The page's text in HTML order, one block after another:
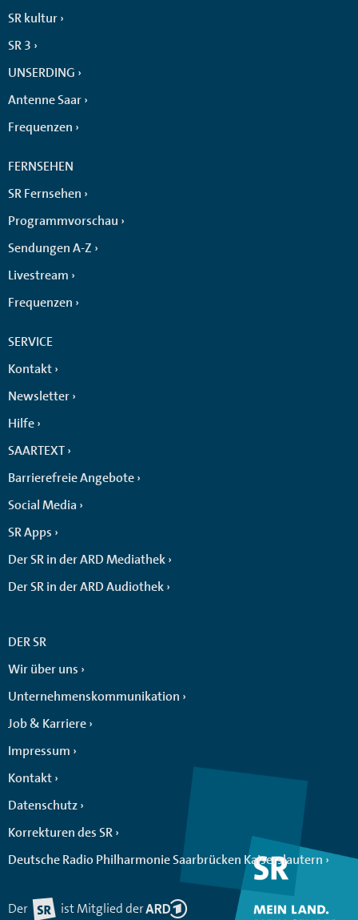
SR kultur
SR 3
UNSERDING
Antenne Saar
Frequenzen
FERNSEHEN
SR Fernsehen
Programmvorschau
Sendungen A-Z
Livestream
Frequenzen
SERVICE
Kontakt
Newsletter
Hilfe
SAARTEXT
Barrierefreie Angebote
Social Media
SR Apps
Der SR in der ARD Mediathek
Der SR in der ARD Audiothek
DER SR
Wir über uns
Unternehmenskommunikation
Job & Karriere
Impressum
Kontakt
Datenschutz
Korrekturen des SR
Deutsche Radio Philharmonie Saarbrücken Kaiserslautern
Der ist Mitglied der